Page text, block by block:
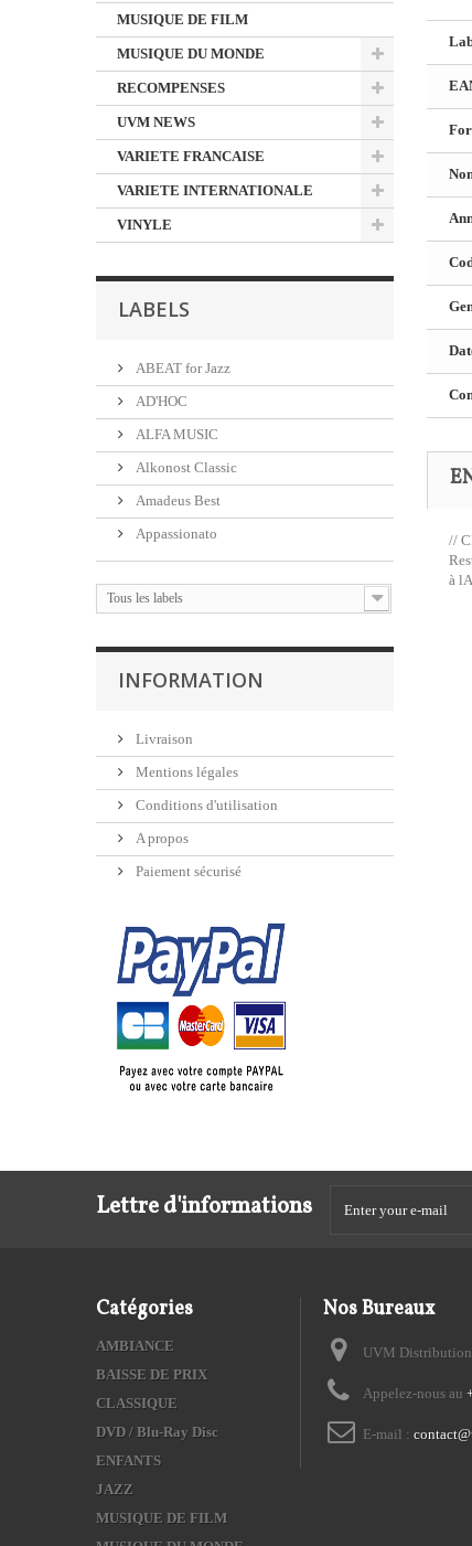
MUSIQUE DE FILM
MUSIQUE DU MONDE
RECOMPENSES
UVM NEWS
VARIETE FRANCAISE
VARIETE INTERNATIONALE
VINYLE
LABELS
ABEAT for Jazz
AD'HOC
ALFA MUSIC
Alkonost Classic
Amadeus Best
Appassionato
Tous les labels
INFORMATION
Livraison
Mentions légales
Conditions d'utilisation
A propos
Paiement sécurisé
//
à
Lettre d'informations
Catégories
AMBIANCE
BAISSE DE PRIX
CLASSIQUE
DVD / Blu-Ray Disc
ENFANTS
JAZZ
MUSIQUE DE FILM
Nos Bureaux
UVM Distribution
Appelez-nous au
E-mail :